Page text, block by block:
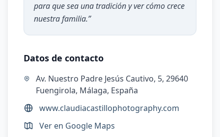
para que sea una tradición y ver cómo crece
nuestra familia.”
Datos de contacto
Av. Nuestro Padre Jesús Cautivo, 5, 29640
Fuengirola, Málaga, España
www.claudiacastillophotography.com
Ver en Google Maps